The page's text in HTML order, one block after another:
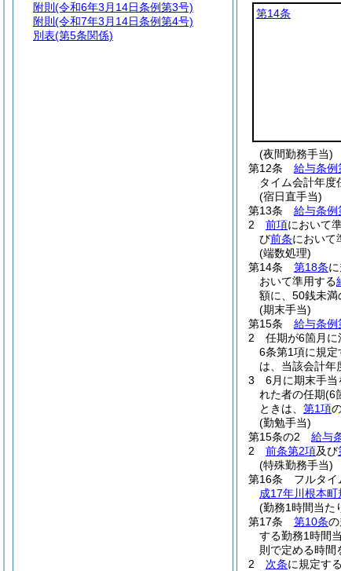
第14条
(夜間勤務手当)
第12条
給与条例
タイム会計年度
(宿日直手当)
第13条
給与条例
2
前項において
び前条において
(端数処理)
第14条
第18条
おいて準用する
額に、50銭未満
(期末手当)
第15条
給与条例
2
任期が6箇月
6条第1項に規
は、当該会計年
3
6月に期末手
れた者の任期(6
ときは、 第1項
(勤勉手当)
第15条の2
給与
2
前条第2項及び
(特殊勤務手当)
第16条
フルタイ
成17年川根本
(勤務1時間当た
第17条
第10条
する勤務1時間
則で定める時間
2
次条に規定す
附則 (令和6年3月14日条例第3号)
附則 (令和7年3月14日条例第4号)
別表(第5条関係)